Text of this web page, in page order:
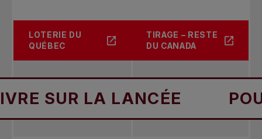
LOTERIE DU
QUÉBEC
TIRAGE – RESTE
DU CANADA
LA LANCÉE